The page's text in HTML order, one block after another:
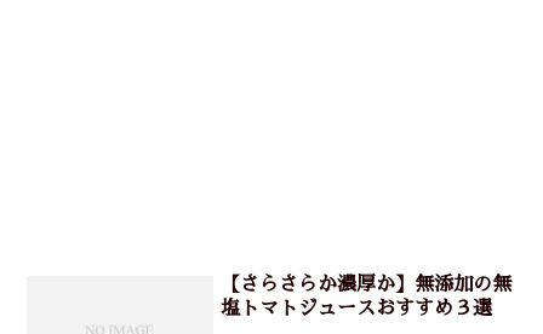
【さらさらか濃厚か】無添加の無
塩トマトジュースおすすめ３選